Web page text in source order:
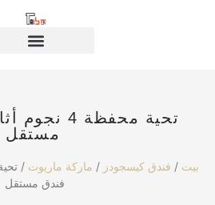
تحية محفظة
بيت / فندق كيسجودز / ماركة ماريوت